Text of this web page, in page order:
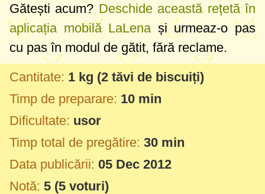
Gătești acum? Deschide această rețetă în
aplicația mobilă LaLena și urmeaz-o pas
cu pas în modul de gătit, fără reclame.
Cantitate: 1 kg (2 tăvi de biscuiți)
Timp de preparare: 10 min
Dificultate: usor
Timp total de pregătire: 30 min
Data publicării: 05 Dec 2012
Notă: 5 (5 voturi)